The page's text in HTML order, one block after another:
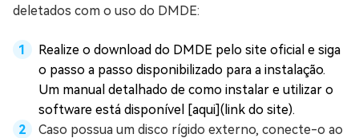
deletados com o uso do DMDE:
Realize o download do DMDE pelo site oficial e siga
o passo a passo disponibilizado para a instalação.
Um manual detalhado de como instalar e utilizar o
software está disponível [aqui](link do site).
Caso possua um disco rígido externo, conecte-o ao